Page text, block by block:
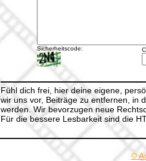
Sicherheitscode:
Fühl dich frei, hier deine eigene,
wir uns vor, Beiträge zu entfernen, in
werden. Wir bevorzugen neue
Für die bessere Lesbarkeit sind die
©